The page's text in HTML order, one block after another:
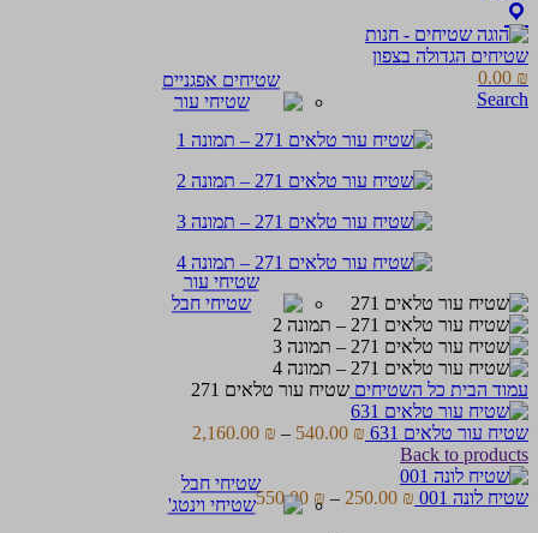
0.00 ₪
Search
שטיחים אפגניים
שטיחי עור
שטיחי חבל
עמוד הבית כל השטיחים שטיח עור טלאים 271
שטיח עור טלאים 631 540.00 ₪
–
2,160.00 ₪
עד
Back to products
שטיח לונה 001 250.00 ₪
–
550.00 ₪
טווח
מחירים: